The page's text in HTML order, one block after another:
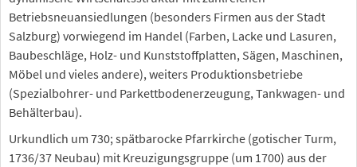
Betriebsneuansiedlungen (besonders Firmen aus der Stadt
Salzburg) vorwiegend im Handel (Farben, Lacke und Lasuren,
Baubeschläge, Holz- und Kunststoffplatten, Sägen, Maschinen,
Möbel und vieles andere), weiters Produktionsbetriebe
(Spezialbohrer- und Parkettbodenerzeugung, Tankwagen- und
Behälterbau).
Urkundlich um 730; spätbarocke Pfarrkirche (gotischer Turm,
1736/37 Neubau) mit Kreuzigungsgruppe (um 1700) aus der